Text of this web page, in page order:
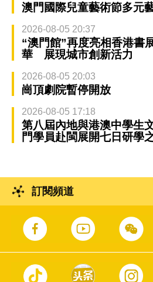
澳門國際兒童藝術節多元
2026-08-05 20:37
“澳門館”再度亮相香港書
華 展現城市創新活力
2026-08-05 20:03
崗頂劇院暫停開放
2026-08-05 17:18
第八屆內地與港澳中學生
門學員赴閩展開七日研學
訂閱頻道